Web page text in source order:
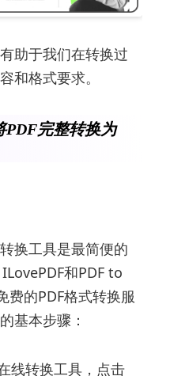
助于我们在转换过
和格式要求。
PDF完整转换为
换工具是最简便的
和PDF to
费的PDF格式转换服
基本步骤：
线转换工具，点击